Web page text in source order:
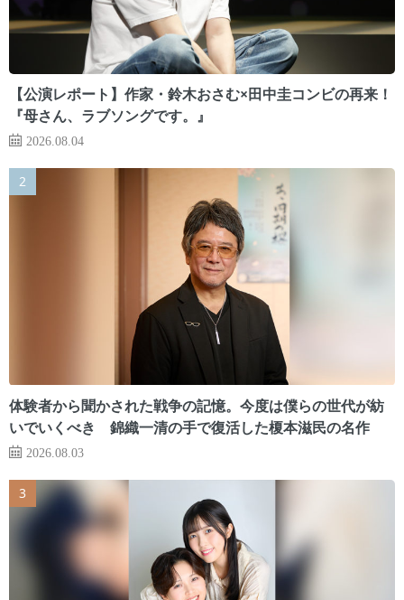
【公演レポート】作家・鈴木おさむ×田中圭コンビの再来！
『母さん、ラブソングです。』
2026.08.04
体験者から聞かされた戦争の記憶。今度は僕らの世代が紡
いでいくべき 錦織一清の手で復活した榎本滋民の名作
2026.08.03